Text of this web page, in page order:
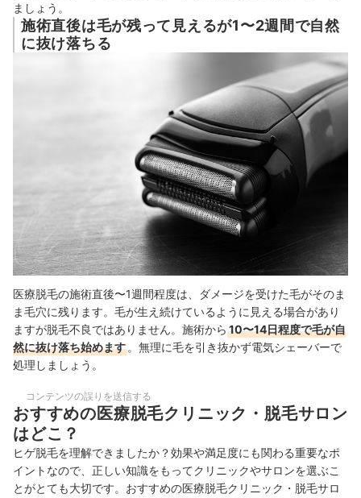
ましょう。
施術直後は毛が残って見えるが1〜2週間で自然
に抜け落ちる
医療脱毛の施術直後〜1週間程度は、ダメージを受けた毛がそのま
ま毛穴に残ります。毛が生え続けているように見える場合があり
ますが脱毛不良ではありません。施術から 10〜14日程度で毛が自
然に抜け落ち始めます。無理に毛を引き抜かず電気シェーバーで
処理しましょう。
コンテンツの誤りを送信する
おすすめの医療脱毛クリニック・脱毛サロン
はどこ？
ヒゲ脱毛を理解できましたか？効果や満足度にも関わる重要なポ
イントなので、正しい知識をもってクリニックやサロンを選ぶこ
とがとても大切です。おすすめの医療脱毛クリニック・脱毛サロ